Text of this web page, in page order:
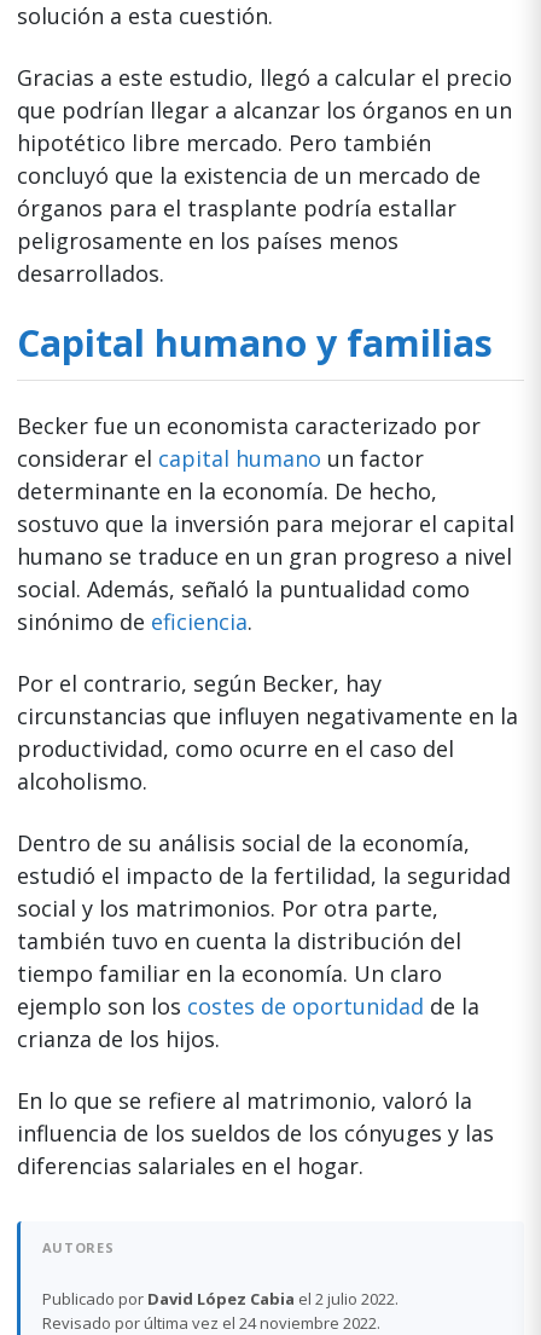
solución a esta cuestión.
Gracias a este estudio, llegó a calcular el precio
que podrían llegar a alcanzar los órganos en un
hipotético libre mercado. Pero también
concluyó que la existencia de un mercado de
órganos para el trasplante podría estallar
peligrosamente en los países menos
desarrollados.
Capital humano y familias
Becker fue un economista caracterizado por
considerar el capital humano un factor
determinante en la economía. De hecho,
sostuvo que la inversión para mejorar el capital
humano se traduce en un gran progreso a nivel
social. Además, señaló la puntualidad como
sinónimo de eficiencia.
Por el contrario, según Becker, hay
circunstancias que influyen negativamente en la
productividad, como ocurre en el caso del
alcoholismo.
Dentro de su análisis social de la economía,
estudió el impacto de la fertilidad, la seguridad
social y los matrimonios. Por otra parte,
también tuvo en cuenta la distribución del
tiempo familiar en la economía. Un claro
ejemplo son los costes de oportunidad de la
crianza de los hijos.
En lo que se refiere al matrimonio, valoró la
influencia de los sueldos de los cónyuges y las
diferencias salariales en el hogar.
AUTORES
Publicado por David López Cabia el 2 julio 2022.
Revisado por última vez el 24 noviembre 2022.